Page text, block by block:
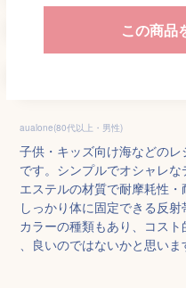
この商品
aualone(80代以上・男性)
子供・キッズ向け海などの
です。シンプルでオシャレ
エステルの材質で耐摩耗性
しっかり体に固定できる反射
カラーの種類もあり、コス
、良いのではないかと思いま